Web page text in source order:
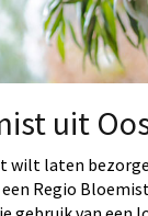
uit
wilt laten
Regio